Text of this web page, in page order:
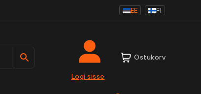
EE FI
Logi sisse
Ostukorv